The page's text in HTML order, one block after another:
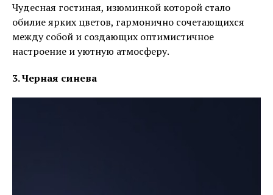
Чудесная гостиная, изюминкой которой стало
обилие ярких цветов, гармонично сочетающихся
между собой и создающих оптимистичное
настроение и уютную атмосферу.
3. Черная синева